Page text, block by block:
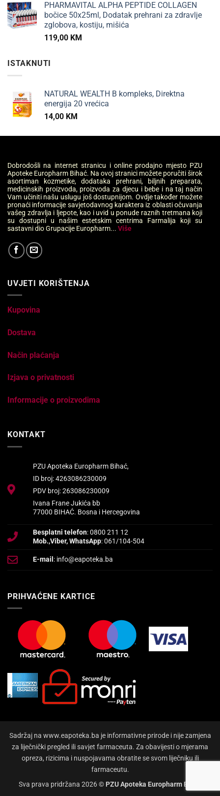
PHARMAVITAL ALPHA PEPTIDE COLLAGEN
bočice 50x25ml, Dodatak prehrani za zdravlje
zglobova, kostiju, mišića
119,00 KM
ISTAKNUTI
NATURAL WEALTH B kompleks, Direktna
energija 20 vrećica
14,00 KM
Dobrodošli na internet stranicu i online prodajno mjesto PZU
Apoteke Europharm Bihać. Na ovoj stranici možete poručiti širok
asortiman kozmetike, dodataka prehrani, biljnih preparata,
medicinskih proizvoda, proizvoda za djecu i bebe i na taj način
Vam učiniti našu uslugu još dostupnijom. Ovdje također možete
pronaći informacije savjetodavnog karaktera iz oblasti očuvanja
vašeg zdravlja i ljepote, kao i uvid u ponude raznih tretmana koji
su dostupni u našim estetskim centrima Farmalija koji su
sastavni dio Grupacije Europharm... Više
UVJETI KORIŠTENJA
Kupovina
Dostava
Način plaćanja
Izjava o privatnosti
Informacije o proizvodima
KONTAKT
PZU Apoteka Europharm Bihać,
ID broj: 4263086230009
PDV broj: 263086230009
Ivana Frane Jukića bb
77000 BIHAĆ. Bosna i Hercegovina
Besplatni telefon: 0800 211 12
Mob.,Viber, WhatsApp: 061/104-504
E-mail : info@eapoteka.ba
PRIHVAĆENE KARTICE
Sadržaj na www.eapoteka.ba je informativne prirode i nije zamjena
za liječnički pregled ili savjet farmaceuta. Za obavijesti o mjerama
opreza, rizicima i nuspojavama obratite se svom liječniku ili
farmaceutu.
Sva prava pridržana 2026 © PZU Apoteka Europharm Bihać